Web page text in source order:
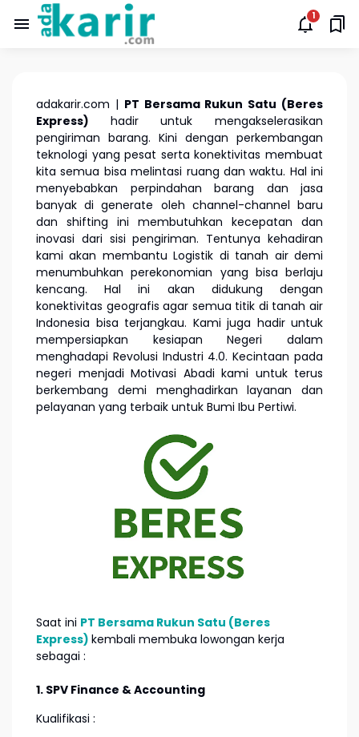
adakarir.com | PT Bersama Rukun Satu (Beres
Express) hadir untuk mengakselerasikan
pengiriman barang. Kini dengan perkembangan
teknologi yang pesat serta konektivitas membuat
kita semua bisa melintasi ruang dan waktu. Hal ini
menyebabkan perpindahan barang dan jasa
banyak di generate oleh channel-channel baru
dan shifting ini membutuhkan kecepatan dan
inovasi dari sisi pengiriman. Tentunya kehadiran
kami akan membantu Logistik di tanah air demi
menumbuhkan perekonomian yang bisa berlaju
kencang. Hal ini akan didukung dengan
konektivitas geografis agar semua titik di tanah air
Indonesia bisa terjangkau. Kami juga hadir untuk
mempersiapkan kesiapan Negeri dalam
menghadapi Revolusi Industri 4.0. Kecintaan pada
negeri menjadi Motivasi Abadi kami untuk terus
berkembang demi menghadirkan layanan dan
pelayanan yang terbaik untuk Bumi Ibu Pertiwi.
Saat ini PT Bersama Rukun Satu (Beres
Express) kembali membuka lowongan kerja
sebagai :
1. SPV Finance & Accounting
Kualifikasi :